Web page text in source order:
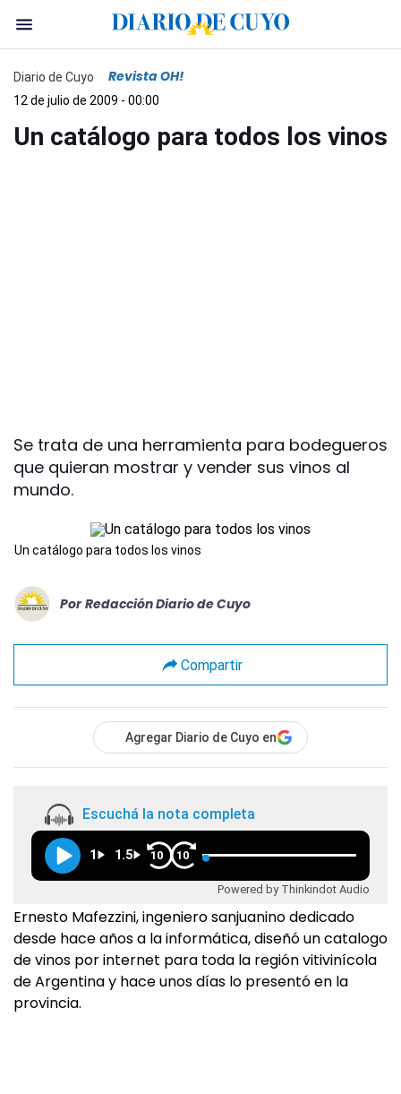
Diario de Cuyo Revista OH!
12 de julio de 2009 - 00:00
Un catálogo para todos los vinos
Se trata de una herramienta para bodegueros
que quieran mostrar y vender sus vinos al
mundo.
Un catálogo para todos los vinos
Por Redacción Diario de Cuyo
Compartir
Agregar Diario de Cuyo en
Escuchá la nota completa
1 1.5 10 10
Powered by Thinkindot Audio
Ernesto Mafezzini, ingeniero sanjuanino dedicado
desde hace años a la informática, diseñó un catalogo
de vinos por internet para toda la región vitivinícola
de Argentina y hace unos días lo presentó en la
provincia.